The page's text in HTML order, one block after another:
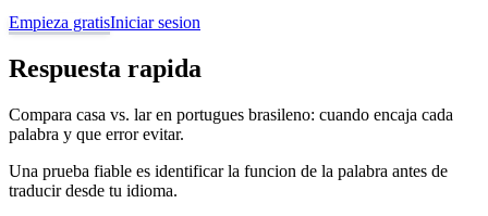
Empieza gratisIniciar sesion
Respuesta rapida
Compara casa vs. lar en portugues brasileno: cuando encaja cada
palabra y que error evitar.
Una prueba fiable es identificar la funcion de la palabra antes de
traducir desde tu idioma.